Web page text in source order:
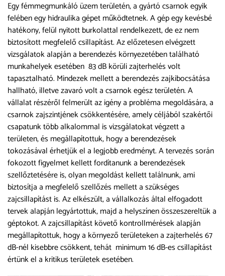
Egy fémmegmunkáló üzem területén, a gyártó csarnok egyik
felében egy hidraulika gépet működtetnek. A gép egy kevésbé
hatékony, felül nyitott burkolattal rendelkezett, de ez nem
biztosított megfelelő csillapítást. Az előzetesen elvégzett
vizsgálatok alapján a berendezés környezetében található
munkahelyek esetében 83 dB körüli zajterhelés volt
tapasztalható. Mindezek mellett a berendezés zajkibocsátása
hallható, illetve zavaró volt a csarnok egész területén. A
vállalat részéről felmerült az igény a probléma megoldására, a
csarnok zajszintjének csökkentésére, amely céljából szakértői
csapatunk több alkalommal is vizsgálatokat végzett a
területen, és megállapítottuk, hogy a berendezések
tokozásával érhetjük el a legjobb eredményt. A tervezés során
fokozott figyelmet kellett fordítanunk a berendezések
szellőztetésére is, olyan megoldást kellett találnunk, ami
biztosítja a megfelelő szellőzés mellett a szükséges
zajcsillapítást is. Az elkészült, a vállalkozás által elfogadott
tervek alapján legyártottuk, majd a helyszínen összeszereltük a
géptokot. A zajcsillapítást követő kontrollmérések alapján
megállapítottuk, hogy a környező területeken a zajterhelés 67
dB-nél kisebbre csökkent, tehát minimum 16 dB-es csillapítást
értünk el a kritikus területek esetében.